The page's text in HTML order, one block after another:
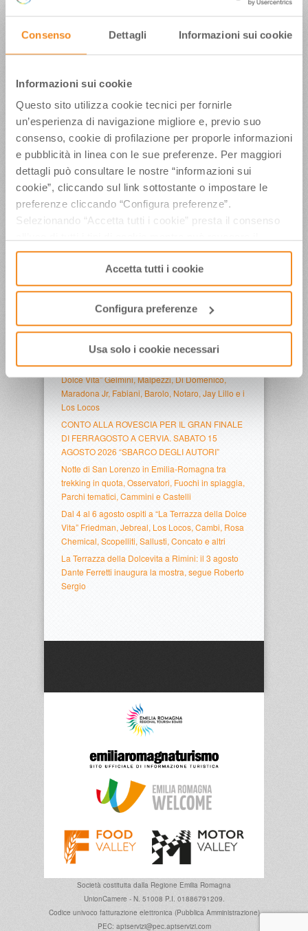
Consenso Dettagli Informazioni sui cookie
Informazioni sui cookie
Questo sito utilizza cookie tecnici per fornirle
un’esperienza di navigazione migliore e, previo suo
consenso, cookie di profilazione per proporle informazioni
e pubblicità in linea con le sue preferenze. Per maggiori
dettagli può consultare le nostre “informazioni sui
cookie”, cliccando sul link sottostante o impostare le
preferenze cliccando “Configura preferenze”.
Selezionando “Accetta tutti i cookie” presta il consenso
consenso cliccando su “Usa solo i cookie necessari” e
saranno attivati i soli cookie tecnici necessari al corretto
funzionamento del sito.
Accetta tutti i cookie
Configura preferenze
Usa solo i cookie necessari
Verdiane-enogastronomia e all’offerta turistica
d’Arte e Costa – Dal 9 all’11 luglio reportage di
una giornalista tedesca dedicato alla Bologna
sotterranea
Stampa tedesca alla scoperta di
Fellini, Rimini e dintorni, San Leo,
enogastronomia
Giornalisti e troupe televisive tedesche in maggio
Rimini sconosciuta, a San Leo e ai nuovi comuni
della regione, alle vacanze per famiglie, a tour
dedicati all’enogastronomia
ULTIMI ARTICOLI
Venerdì 7 e sabato 8 agosto a”La Terrazza della
Dolce Vita” Gelmini, Malpezzi, Di Domenico,
Maradona Jr, Fabiani, Barolo, Notaro, Jay Lillo e i
Los Locos
CONTO ALLA ROVESCIA PER IL GRAN FINALE
DI FERRAGOSTO A CERVIA. SABATO 15
AGOSTO 2026 “SBARCO DEGLI AUTORI”
Notte di San Lorenzo in Emilia-Romagna tra
trekking in quota, Osservatori, Fuochi in spiaggia,
Parchi tematici, Cammini e Castelli
Dal 4 al 6 agosto ospiti a “La Terrazza della Dolce
Vita” Friedman, Jebreal, Los Locos, Cambi, Rosa
Chemical, Scopelliti, Sallusti, Concato e altri
La Terrazza della Dolcevita a Rimini: il 3 agosto
Dante Ferretti inaugura la mostra, segue Roberto
Sergio
Società costituita dalla Regione Emilia Romagna
UnionCamere - N. 51008 P.I. 01886791209.
Codice univoco fatturazione elettronica (Pubblica Amministrazione)
PEC: aptservizi@pec.aptservizi.com